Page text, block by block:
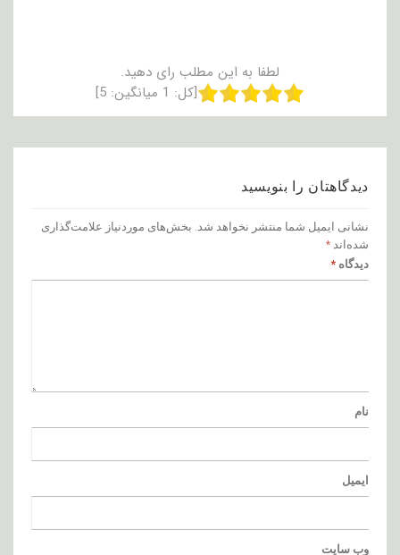
لطفا به این مطلب رای دهید.
[کل: 1 میانگین: 5
]
دیدگاهتان را بنویسید
نشانی ایمیل شما منتشر نخواهد شد. بخش‌های موردنیاز علامت‌گذاری
شده‌اند *
دیدگاه *
نام
ایمیل
وب‌ سایت